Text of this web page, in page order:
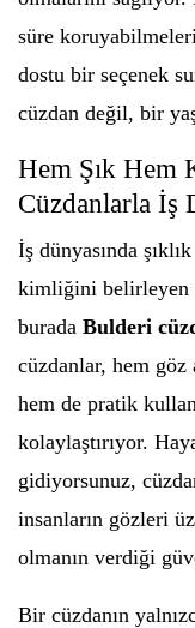
süre
dostu bir seçenek
cüzdan değil, bir
Hem Şık Hem
Cüzdanlarla İş
İş dünyasında
kimliğini belirleyen
burada Bulderi
cüzdanlar, hem göz
hem de pratik
kolaylaştırıyor.
gidiyorsunuz,
insanların gözleri
olmanın verdiği
Bir cüzdanın